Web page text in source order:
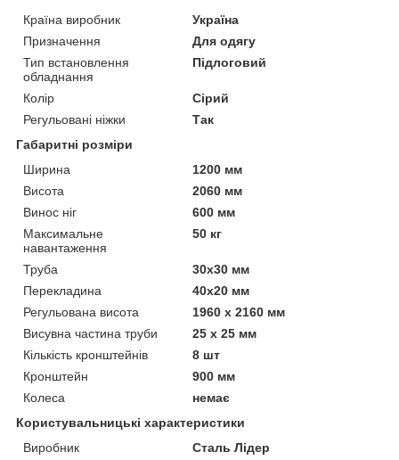
Країна виробник
Україна
Призначення
Для одягу
Тип встановлення
обладнання
Підлоговий
Колір
Сірий
Регульовані ніжки
Так
Габаритні розміри
Ширина
1200 мм
Висота
2060 мм
Винос ніг
600 мм
Максимальне
навантаження
50 кг
Труба
30х30 мм
Перекладина
40х20 мм
Регульована висота
1960 х 2160 мм
Висувна частина труби
25 х 25 мм
Кількість кронштейнів
8 шт
Кронштейн
900 мм
Колеса
немає
Користувальницькі характеристики
Виробник
Сталь Лідер